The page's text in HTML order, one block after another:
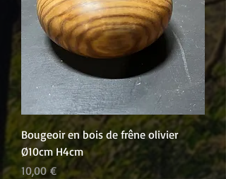
Bougeoir en bois de frêne olivier
Ø10cm H4cm
Prix
10,00 €